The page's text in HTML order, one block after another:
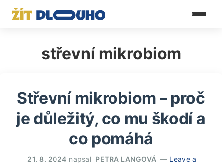
střevní mikrobiom
Střevní mikrobiom – proč
je důležitý, co mu škodí a
co pomáhá
21. 8. 2024 napsal PETRA LANGOVÁ
Leave a